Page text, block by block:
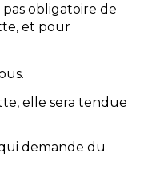
obligatoire de
et pour
elle sera tendue
demande du